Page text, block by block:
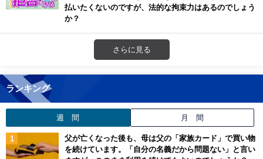
払いたくないのですが、法的な拘束力はあるのでしょう
か？
さらに見る
ランキング
週 間 月 間
父が亡くなった後も、母は父の「家族カード」で買い物
を続けています。「自分の名義だから問題ない」と言い